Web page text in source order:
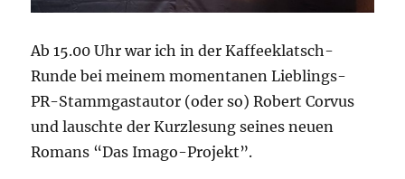
Ab 15.00 Uhr war ich in der Kaffeeklatsch-
Runde bei meinem momentanen Lieblings-
PR-Stammgastautor (oder so) Robert Corvus
und lauschte der Kurzlesung seines neuen
Romans “Das Imago-Projekt”.